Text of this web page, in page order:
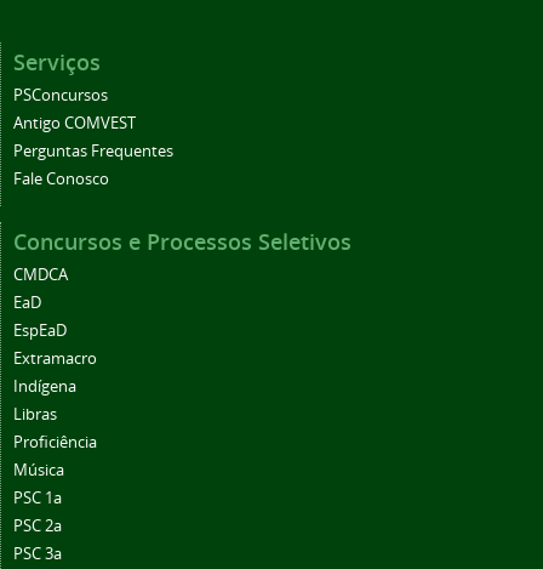
Serviços
PSConcursos
Antigo COMVEST
Perguntas Frequentes
Fale Conosco
Concursos e Processos Seletivos
CMDCA
EaD
EspEaD
Extramacro
Indígena
Libras
Proficiência
Música
PSC 1a
PSC 2a
PSC 3a